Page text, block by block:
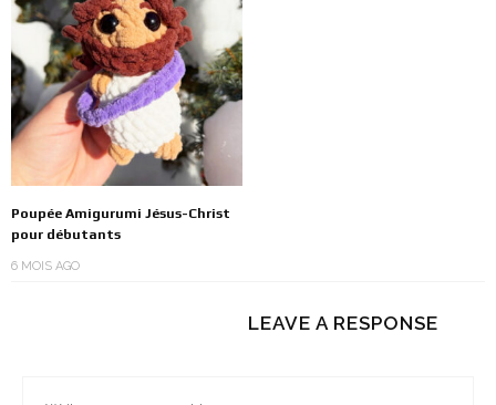
Poupée Amigurumi Jésus-Christ
pour débutants
6 MOIS AGO
LEAVE A RESPONSE